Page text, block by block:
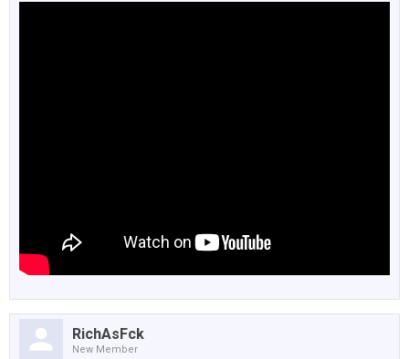
RichAsFck
New Member